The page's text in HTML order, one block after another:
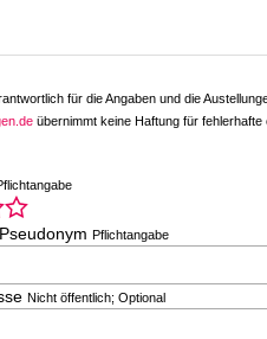
für die Angaben und die
übernimmt keine Haftung für fehlerhafte
Pflichtangabe
Nicht öffentlich; Optional